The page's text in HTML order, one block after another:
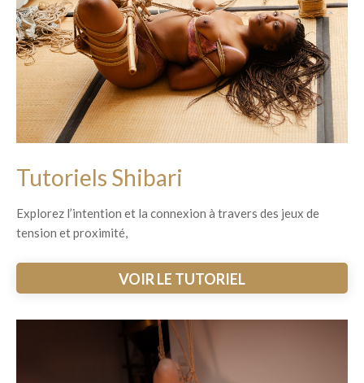
Tutoriels Shibari
Explorez l’intention et la connexion à travers des jeux de
tension et proximité,
VOIR LE TUTORIEL